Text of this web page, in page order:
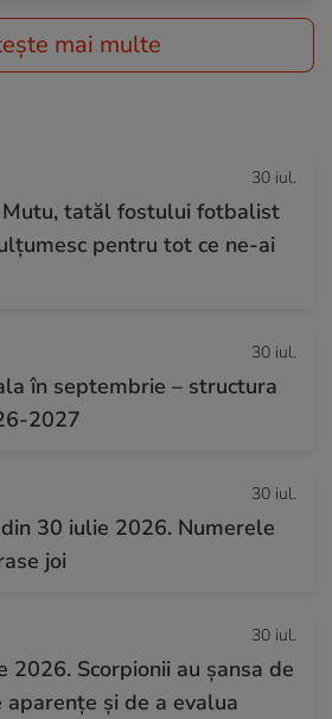
mai multe
30 iul.
tatăl fostului fotbalist
pentru tot ce ne-ai
30 iul.
în septembrie – structura
2027
30 iul.
30 iulie 2026. Numerele
joi
30 iul.
2026. Scorpionii au șansa de
și de a evalua